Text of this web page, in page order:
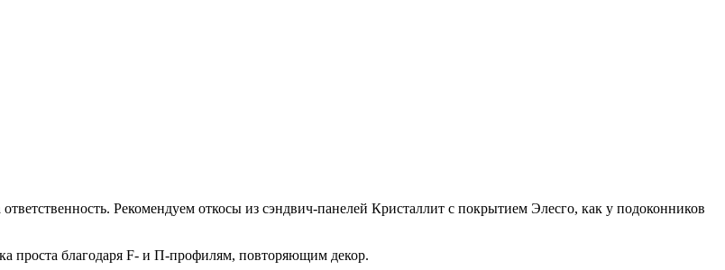
Рекомендуем откосы из сэндвич-панелей Кристаллит с покрытием Элесго, как у подоконников
проста благодаря F- и П-профилям, повторяющим декор.